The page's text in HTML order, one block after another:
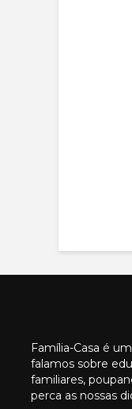
Família-Casa é
falamos sobre
familiares,
perca as nossas